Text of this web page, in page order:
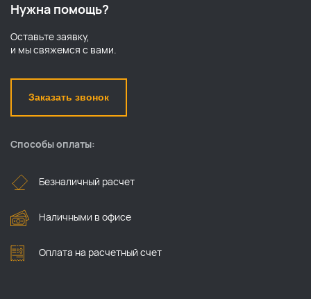
Нужна помощь?
Оставьте заявку,
и мы свяжемся с вами.
Заказать звонок
Способы оплаты:
Безналичный расчет
Наличными в офисе
Оплата на расчетный счет